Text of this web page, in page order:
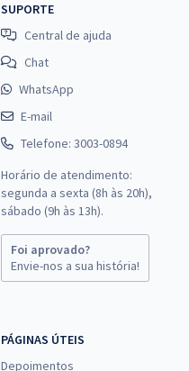
SUPORTE
Central de ajuda
Chat
WhatsApp
E-mail
Telefone: 3003-0894
Horário de atendimento:
segunda a sexta (8h às 20h),
sábado (9h às 13h).
Foi aprovado?
Envie-nos a sua história!
PÁGINAS ÚTEIS
Depoimentos